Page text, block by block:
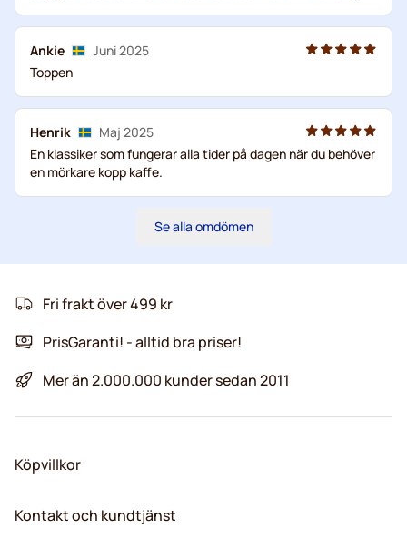
Ankie
Juni 2025
Toppen
Henrik
Maj 2025
En klassiker som fungerar alla tider på dagen när du behöver
en mörkare kopp kaffe.
Se alla omdömen
Fri frakt över 499 kr
PrisGaranti! - alltid bra priser!
Mer än 2.000.000 kunder sedan 2011
Köpvillkor
Kontakt och kundtjänst